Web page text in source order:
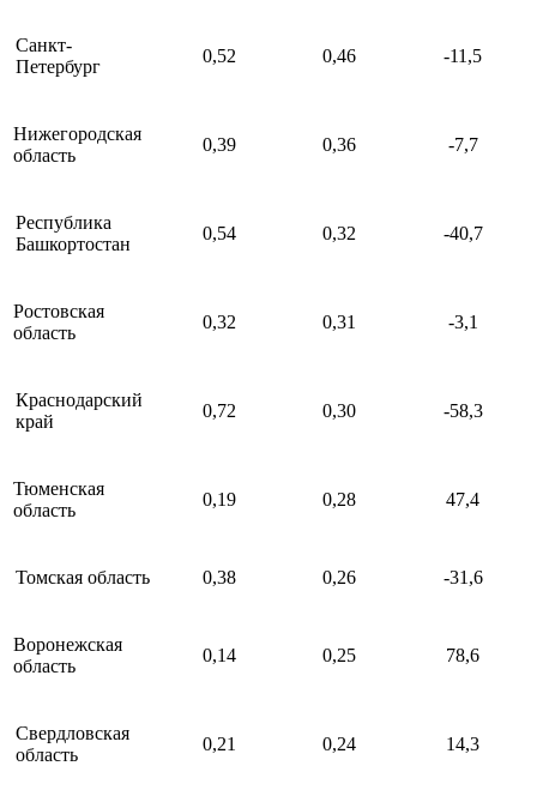
Санкт-
Петербург
0,52 0,46 -11,5
Нижегородская
область
0,39 0,36 -7,7
Республика
Башкортостан
0,54 0,32 -40,7
Ростовская
область
0,32 0,31 -3,1
Краснодарский
край
0,72 0,30 -58,3
Тюменская
область
0,19 0,28 47,4
Томская область 0,38 0,26 -31,6
Воронежская
область
0,14 0,25 78,6
Свердловская
область
0,21 0,24 14,3